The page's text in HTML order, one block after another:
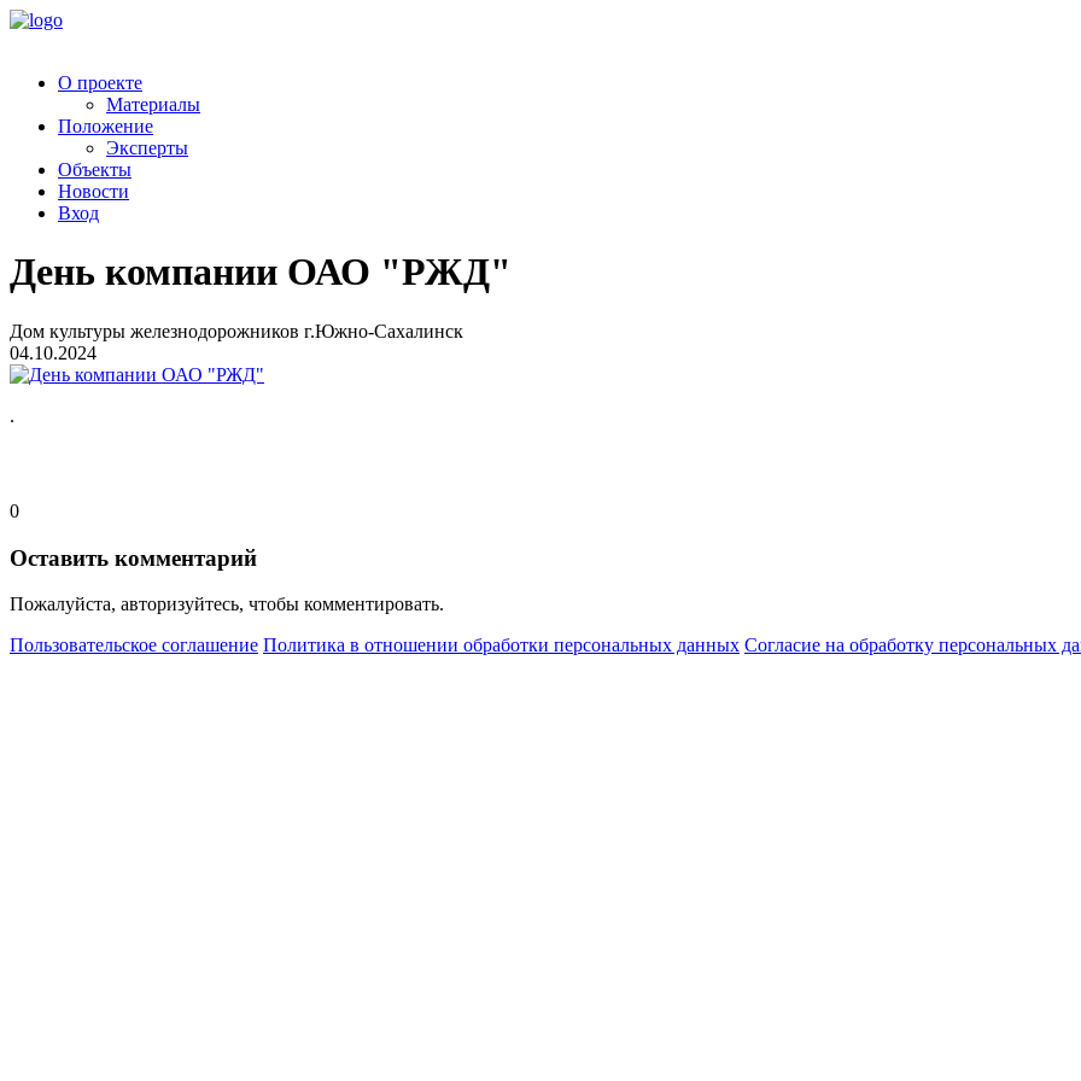
О проекте
Материалы
Положение
Эксперты
Объекты
Новости
Вход
День компании ОАО "РЖД"
Дом культуры железнодорожников г.Южно-Сахалинск
04.10.2024
.
0
Оставить комментарий
Пожалуйста, авторизуйтесь, чтобы комментировать.
Пользовательское соглашение Политика в отношении обработки персональных данных Согласие на обработку персональных